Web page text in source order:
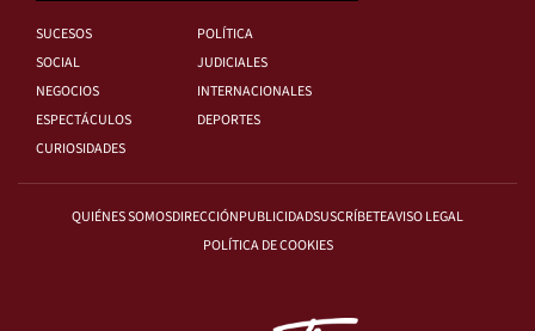
SUCESOS
POLÍTICA
SOCIAL
JUDICIALES
NEGOCIOS
INTERNACIONALES
ESPECTÁCULOS
DEPORTES
CURIOSIDADES
QUIÉNES SOMOSDIRECCIÓNPUBLICIDADSUSCRÍBETEAVISO LEGAL
POLÍTICA DE COOKIES